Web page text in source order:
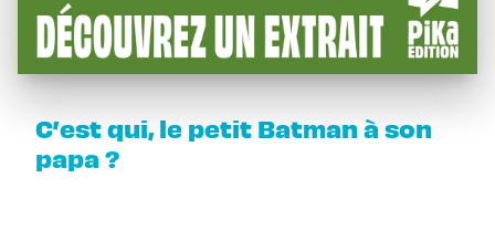
C’est qui, le petit Batman à son
papa ?